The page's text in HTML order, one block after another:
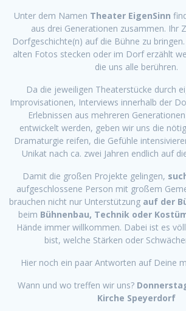
Unter dem Namen Theater EigenSinn
aus drei Generationen zusammen. Ihr
Dorfgeschichte(n) auf die Bühne zu
alten Fotos stecken oder im Dorf erzählt
die uns alle berühren.
Da die jeweiligen Theaterstücke durch
Improvisationen, Interviews innerhalb der
Erlebnissen aus mehreren
entwickelt werden, geben wir uns die
Dramaturgie reifen, die Gefühle
Unikat nach ca. zwei Jahren endlich auf
Damit die großen Projekte gelingen,
aufgeschlossene Person mit großem
brauchen nicht nur Unterstützung auf der
beim Bühnenbau, Technik oder
Hände immer willkommen. Dabei ist es
bist, welche Stärken oder
Hier noch ein paar Antworten auf Deine
Wann und wo treffen wir uns?
Kirche Speyerdorf